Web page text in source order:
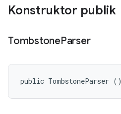
Konstruktor publik
TombstoneParser
public TombstoneParser ()